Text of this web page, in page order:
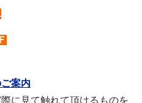
案内
に見て触れて頂けるものを